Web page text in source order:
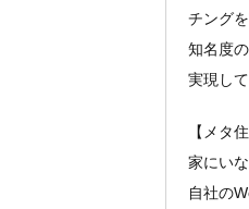
チング
知名度
実現して
【メタ
家にい
自社の